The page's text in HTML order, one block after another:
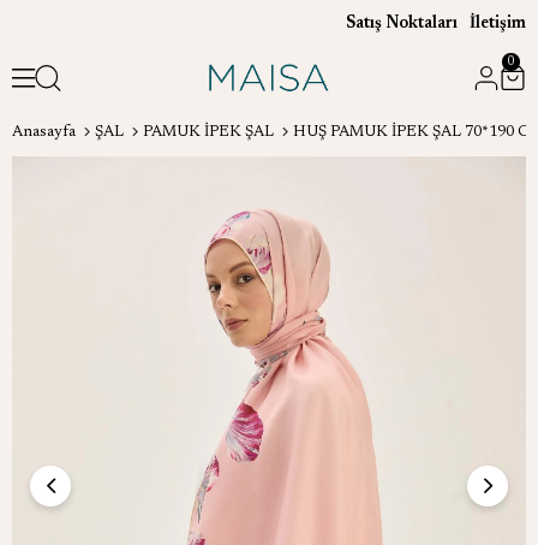
Satış Noktaları İletişim
0
Anasayfa ŞAL PAMUK İPEK ŞAL HUŞ PAMUK İPEK ŞAL 70*190